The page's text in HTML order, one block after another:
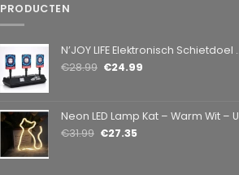
PRODUCTEN
N’JOY LIFE Elektronisch Schietdoel met 3 Targets – Automatische Reset – Digitaal Scorebord – voor Foam Darts
€28.99 €24.99
Neon LED Lamp Kat – Warm Wit – USB & Batterij – Decoratieve Tafellamp voor Kinderkamer – 28,5 x 24,5 cm
€31.99 €27.35